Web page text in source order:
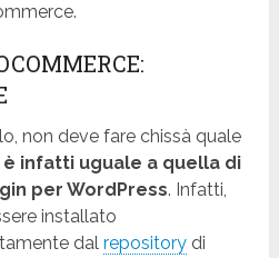
non deve fare chissà quale
è infatti uguale a quella di
per WordPress. Infatti,
installato
dal repository di